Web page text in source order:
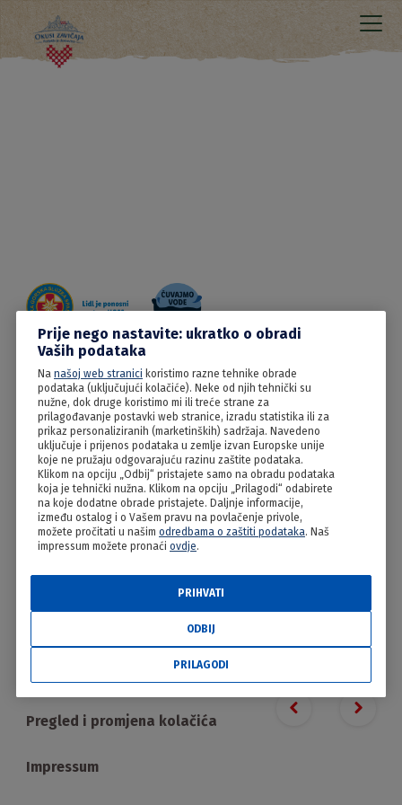
20.06.2022
Štrudle s višnjama
Previous slide
Next
Pregled i promjena kolačića
Impressum
Prije nego nastavite: ukratko o obradi
Vaših podataka
Na našoj web stranici koristimo razne tehnike obrade
podataka (uključujući kolačiće). Neke od njih tehnički su
nužne, dok druge koristimo mi ili treće strane za
prilagođavanje postavki web stranice, izradu statistika ili za
prikaz personaliziranih (marketinških) sadržaja. Navedeno
uključuje i prijenos podataka u zemlje izvan Europske unije
koje ne pružaju odgovarajuću razinu zaštite podataka.
Klikom na opciju „Odbij“ pristajete samo na obradu podataka
koja je tehnički nužna. Klikom na opciju „Prilagodi“ odabirete
na koje dodatne obrade pristajete. Daljnje informacije,
između ostalog i o Vašem pravu na povlačenje privole,
možete pročitati u našim odredbama o zaštiti podataka. Naš
impressum možete pronaći ovdje.
ODBIJ
PRIHVATI
PRILAGODI